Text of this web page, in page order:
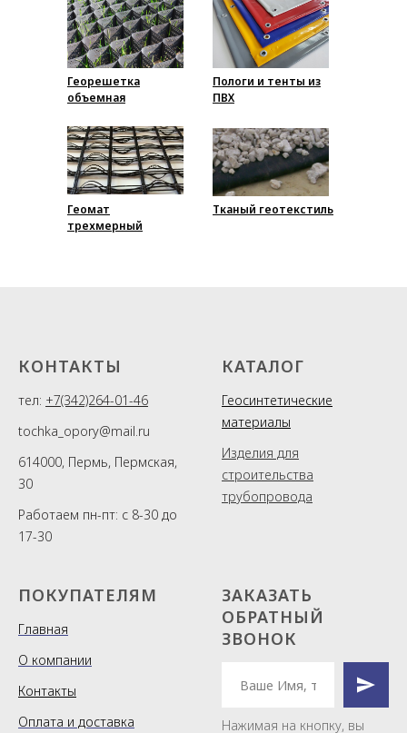
Георешетка
объемная
Геомат
трехмерный
Пологи и тенты из
ПВХ
Тканый геотекстиль
КОНТАКТЫ
тел: +7(342)264-01-46
tochka_opory@mail.ru
614000, Пермь, Пермская,
30
Работаем пн-пт: с 8-30 до
17-30
КАТАЛОГ
Геосинтетические
материалы
Изделия для
строительства
трубопровода
ПОКУПАТЕЛЯМ
Главная
О компании
Контакты
Оплата и доставка
ЗАКАЗАТЬ
ОБРАТНЫЙ
ЗВОНОК
Нажимая на кнопку, вы